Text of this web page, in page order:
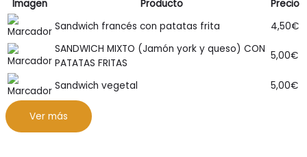
Imagen Producto
Precio
Sandwich francés con patatas frita
4,50€
SANDWICH MIXTO (Jamón york y queso) CON
PATATAS FRITAS
5,00€
Sandwich vegetal 5,00€
Ver más